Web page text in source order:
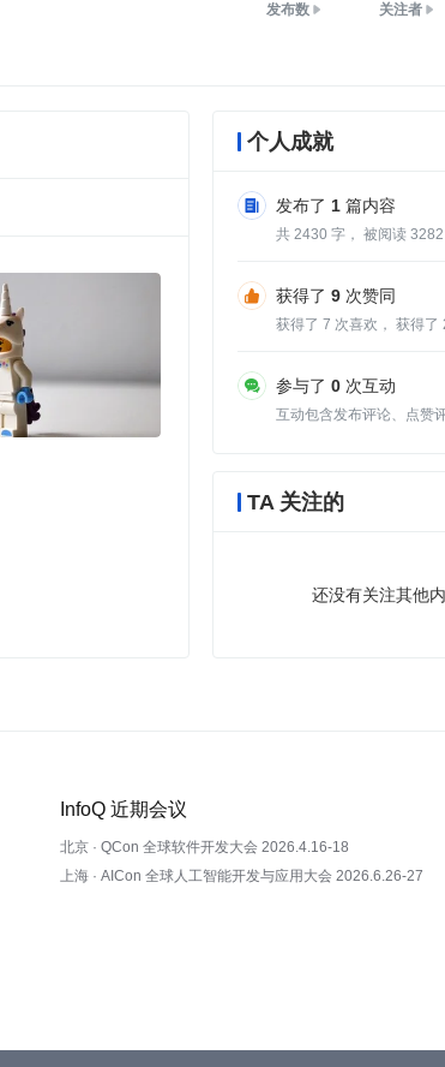
发布数 关注者
个人成就
发布了 1 篇内容
共 2430 字， 被阅读 3282
获得了 9 次赞同
获得了 7 次喜欢， 获得了
参与了 0 次互动
互动包含发布评论、点赞
TA 关注的
还没有关注其他
InfoQ 近期会议
北京 · QCon 全球软件开发大会 2026.4.16-18
上海 · AICon 全球人工智能开发与应用大会 2026.6.26-27